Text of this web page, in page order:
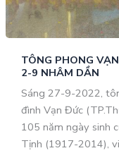
TÔNG PHONG
2-9 NHÂM DẦN
Sáng 27-9-2022,
đình Vạn Đức
105 năm ngày sinh
Tịnh (1917-2014),